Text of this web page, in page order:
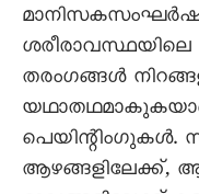
തരംഗങ്ങൾ
പെയിന്റിംഗുകൾ.
ആഴങ്ങളിലേക്ക്‌,